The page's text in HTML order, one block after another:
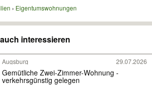
Eigentumswohnungen
interessieren
Augsburg 29.07.2026
Gemütliche Zwei-Zimmer-Wohnung -
verkehrsgünstig gelegen